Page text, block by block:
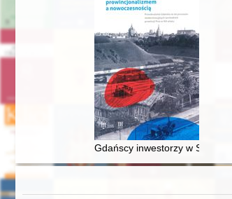
Gdańscy inwestorzy w